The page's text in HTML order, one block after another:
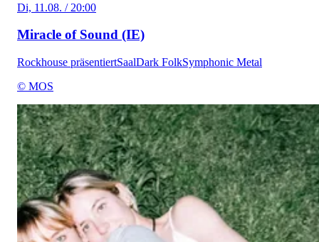
Di, 11.08. / 20:00
Miracle of Sound (IE)
Rockhouse präsentiertSaalDark FolkSymphonic Metal
© MOS